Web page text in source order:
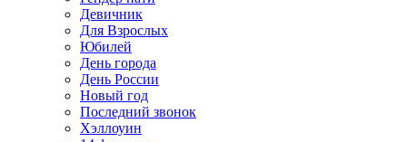
Девичник
Для Взрослых
Юбилей
День города
День России
Новый год
Последний звонок
Хэллоуин